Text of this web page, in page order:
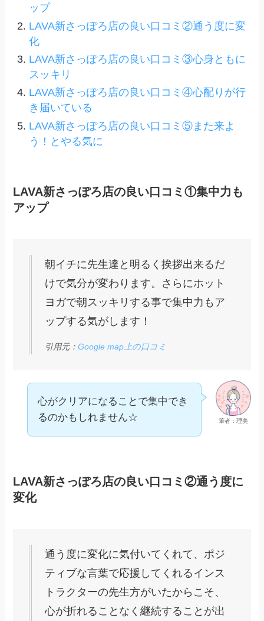
ップ
LAVA新さっぽろ店の良い口コミ②通う度に変
化
LAVA新さっぽろ店の良い口コミ③心身ともに
スッキリ
LAVA新さっぽろ店の良い口コミ④心配りが行
き届いている
LAVA新さっぽろ店の良い口コミ⑤また来よ
う！とやる気に
LAVA新さっぽろ店の良い口コミ①集中力も
アップ
朝イチに先生達と明るく挨拶出来るだ
けで気分が変わります。さらにホット
ヨガで朝スッキリする事で集中力もア
ップする気がします！
引用元：Google map上の口コミ
筆者：理美
心がクリアになることで集中でき
るのかもしれません☆
LAVA新さっぽろ店の良い口コミ②通う度に
変化
通う度に変化に気付いてくれて、ポジ
ティブな言葉で応援してくれるインス
トラクターの先生方がいたからこそ、
心が折れることなく継続することが出